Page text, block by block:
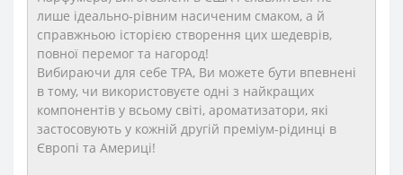
лише ідеально-рівним насиченим смаком, а й
справжньою історією створення цих шедеврів,
повної перемог та нагород!
Вибираючи для себе TPA, Ви можете бути впевнені
в тому, чи використовуєте одні з найкращих
компонентів у всьому світі, ароматизатори, які
застосовують у кожній другій преміум-рідинці в
Європі та Америці!